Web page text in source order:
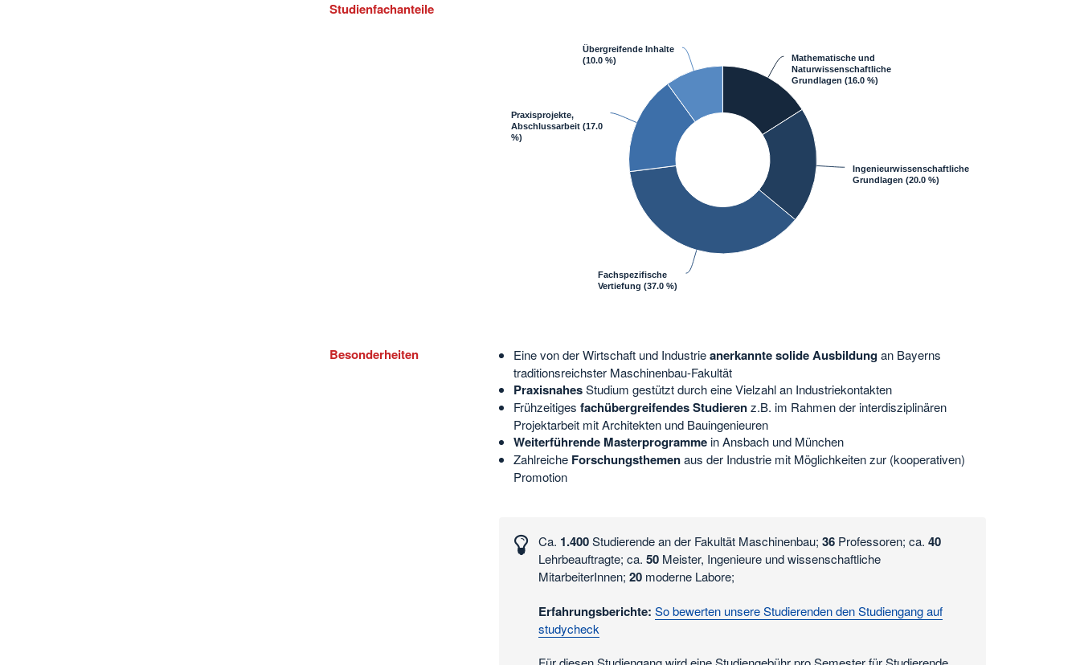
Studienfachanteile
Mathematische und
Naturwissenschaftliche
Grundlagen (16.0 %)
Ingenieurwissenschaftliche
Grundlagen (20.0 %)
Fachspezifische
Vertiefung (37.0 %)
Praxisprojekte,
Abschlussarbeit (17.0
%)
Übergreifende Inhalte
(10.0 %)
Besonderheiten Eine von der Wirtschaft und Industrieanerkannte solide Ausbildungan Bayerns
traditionsreichster Maschinenbau-Fakultät
PraxisnahesStudium gestützt durch eine Vielzahl an Industriekontakten
Frühzeitigesfachübergreifendes Studierenz.B. im Rahmen der interdisziplinären
Projektarbeit mit Architekten und Bauingenieuren
Weiterführende Masterprogrammein Ansbach und München
Zahlreiche Forschungsthemenaus der Industrie mit Möglichkeiten zur (kooperativen)
Promotion
Ca. 1.400Studierende an der Fakultät Maschinenbau;36 Professoren; ca.40
Lehrbeauftragte; ca.50 Meister, Ingenieure und wissenschaftliche
MitarbeiterInnen; 20 moderne Labore;
Erfahrungsberichte: So bewerten unsere Studierenden den Studiengang auf
studycheck